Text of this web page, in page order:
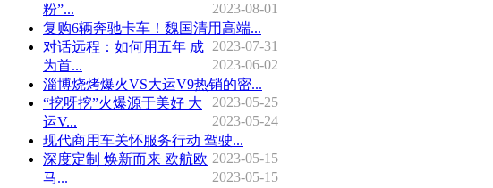
粉”...
2023-08-01
复购6辆奔驰卡车！魏国清用高端...
2023-07-31
对话远程：如何用五年 成
为首...
2023-06-02
淄博烧烤爆火VS大运V9热销的密...
2023-05-25
“挖呀挖”火爆源于美好 大
运V...
2023-05-24
现代商用车关怀服务行动 驾驶...
2023-05-15
深度定制 焕新而来 欧航欧
马...
2023-05-15